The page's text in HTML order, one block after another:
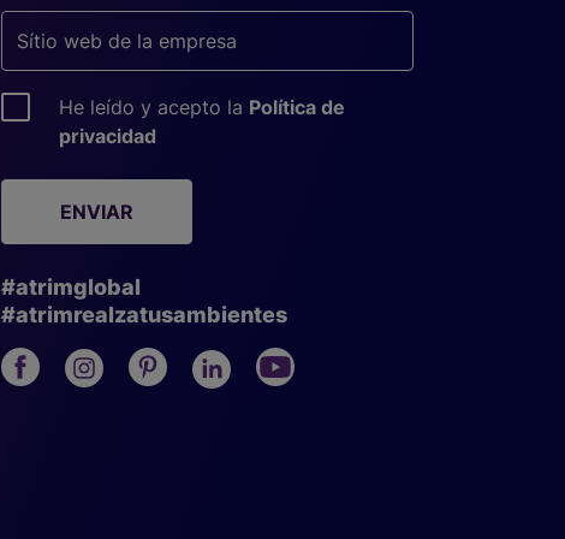
He leído y acepto la Política de
privacidad
ENVIAR
#atrimglobal
#atrimrealzatusambientes